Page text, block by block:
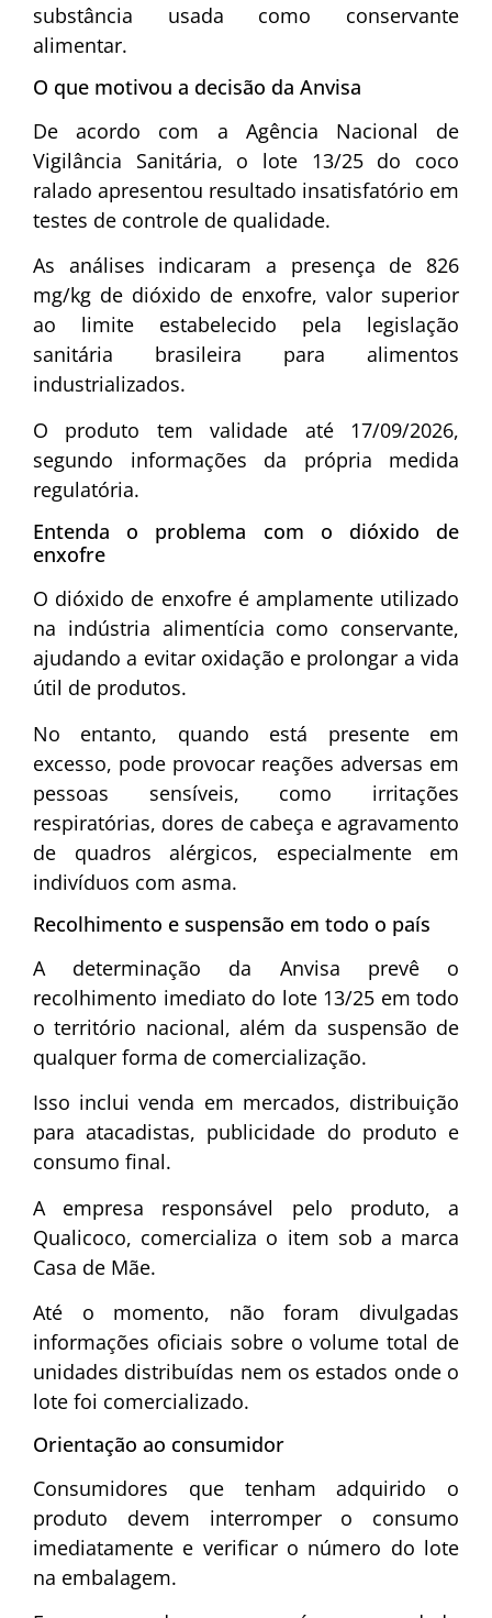
substância usada como conservante
alimentar.
O que motivou a decisão da Anvisa
De acordo com a Agência Nacional de
Vigilância Sanitária, o lote 13/25 do coco
ralado apresentou resultado insatisfatório em
testes de controle de qualidade.
As análises indicaram a presença de 826
mg/kg de dióxido de enxofre, valor superior
ao limite estabelecido pela legislação
sanitária brasileira para alimentos
industrializados.
O produto tem validade até 17/09/2026,
segundo informações da própria medida
regulatória.
Entenda o problema com o dióxido de
enxofre
O dióxido de enxofre é amplamente utilizado
na indústria alimentícia como conservante,
ajudando a evitar oxidação e prolongar a vida
útil de produtos.
No entanto, quando está presente em
excesso, pode provocar reações adversas em
pessoas sensíveis, como irritações
respiratórias, dores de cabeça e agravamento
de quadros alérgicos, especialmente em
indivíduos com asma.
Recolhimento e suspensão em todo o país
A determinação da Anvisa prevê o
recolhimento imediato do lote 13/25 em todo
o território nacional, além da suspensão de
qualquer forma de comercialização.
Isso inclui venda em mercados, distribuição
para atacadistas, publicidade do produto e
consumo final.
A empresa responsável pelo produto, a
Qualicoco, comercializa o item sob a marca
Casa de Mãe.
Até o momento, não foram divulgadas
informações oficiais sobre o volume total de
unidades distribuídas nem os estados onde o
lote foi comercializado.
Orientação ao consumidor
Consumidores que tenham adquirido o
produto devem interromper o consumo
imediatamente e verificar o número do lote
na embalagem.